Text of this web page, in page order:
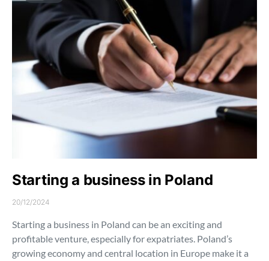
Starting a business in Poland
20/12/2024
Starting a business in Poland can be an exciting and
profitable venture, especially for expatriates. Poland’s
growing economy and central location in Europe make it a